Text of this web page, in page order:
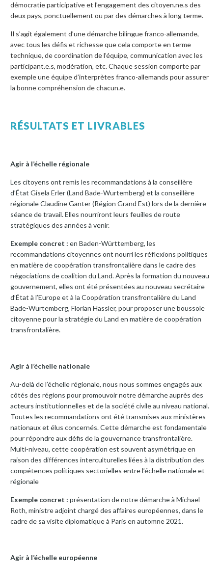
démocratie participative et l’engagement des citoyen.ne.s des
deux pays, ponctuellement ou par des démarches à long terme.
Il s’agit également d’une démarche bilingue franco-allemande,
avec tous les défis et richesse que cela comporte en terme
technique, de coordination de l’équipe, communication avec les
participant.e.s, modération, etc. Chaque session comporte par
exemple une équipe d’interprètes franco-allemands pour assurer
la bonne compréhension de chacun.e.
RÉSULTATS ET LIVRABLES
Agir à l’échelle régionale
Les citoyens ont remis les recommandations à la conseillère
d’État Gisela Erler (Land Bade-Wurtemberg) et la conseillère
régionale Claudine Ganter (Région Grand Est) lors de la dernière
séance de travail. Elles nourriront leurs feuilles de route
stratégiques des années à venir.
Exemple concret : en Baden-Württemberg, les
recommandations citoyennes ont nourri les réflexions politiques
en matière de coopération transfrontalière dans le cadre des
négociations de coalition du Land. Après la formation du nouveau
gouvernement, elles ont été présentées au nouveau secrétaire
d’État à l’Europe et à la Coopération transfrontalière du Land
Bade-Wurtemberg, Florian Hassler, pour proposer une boussole
citoyenne pour la stratégie du Land en matière de coopération
transfrontalière.
Agir à l’échelle nationale
Au-delà de l’échelle régionale, nous nous sommes engagés aux
côtés des régions pour promouvoir notre démarche auprès des
acteurs institutionnelles et de la société civile au niveau national.
Toutes les recommandations ont été transmises aux ministères
nationaux et élus concernés. Cette démarche est fondamentale
pour répondre aux défis de la gouvernance transfrontalière.
Multi-niveau, cette coopération est souvent asymétrique en
raison des différences interculturelles liées à la distribution des
compétences politiques sectorielles entre l’échelle nationale et
régionale
Exemple concret : présentation de notre démarche à Michael
Roth, ministre adjoint chargé des affaires européennes, dans le
cadre de sa visite diplomatique à Paris en automne 2021.
Agir à l’échelle européenne